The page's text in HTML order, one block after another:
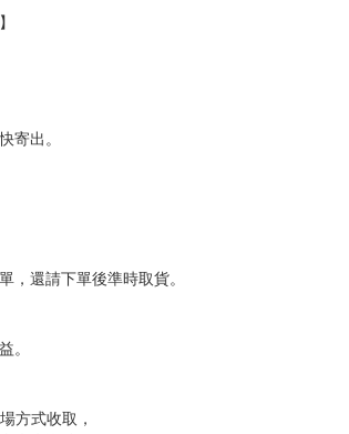
，一邊畫著健身房的背景。